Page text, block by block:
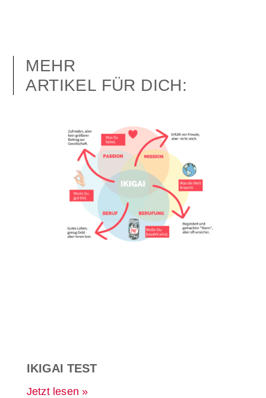
MEHR
ARTIKEL FÜR DICH:
IKIGAI TEST
Jetzt lesen »